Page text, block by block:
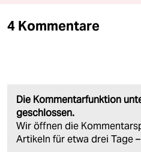
4 Kommentare
Die Kommentarfunktion
geschlossen.
Wir öffnen die
Artikeln für etwa drei Tage –